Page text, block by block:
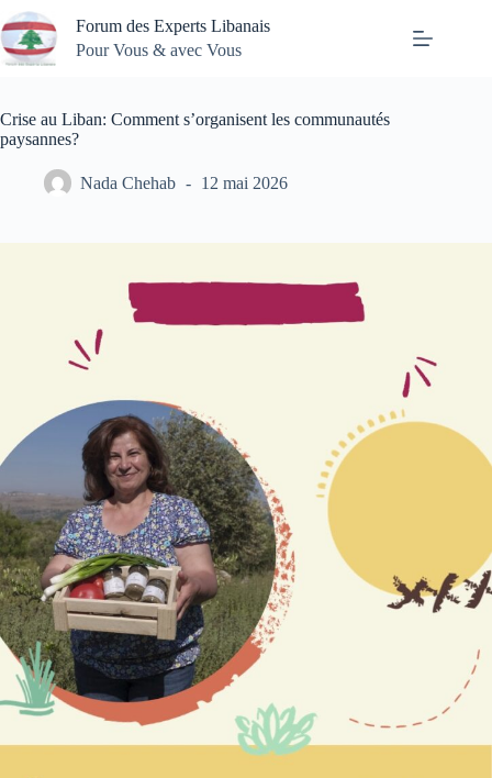
Passer
au
contenu
Forum des Experts Libanais
Pour Vous & avec Vous
Crise au Liban: Comment s’organisent les communautés
paysannes?
Nada Chehab 12 mai 2026